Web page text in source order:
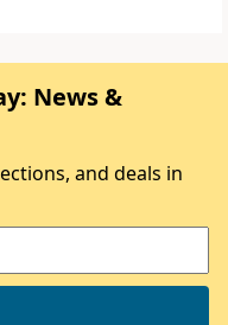
News &
and deals in